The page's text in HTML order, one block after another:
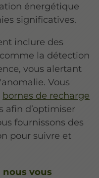
énergétique
significatives.
inclure des
la détection
vous alertant
Vous
bornes de recharge
afin d’optimiser
fournissons des
pour suivre et
nous vous